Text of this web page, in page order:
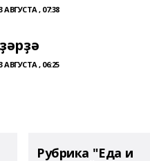
АВГУСТА , 07:38
АВГУСТА , 06:25
Рубрика "Еда и